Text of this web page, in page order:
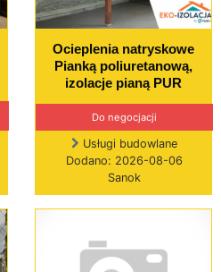
Ocieplenia natryskowe
Pianką poliuretanową,
izolacje pianą PUR
Do negocjacji
Usługi budowlane
Dodano: 2026-08-06
Sanok